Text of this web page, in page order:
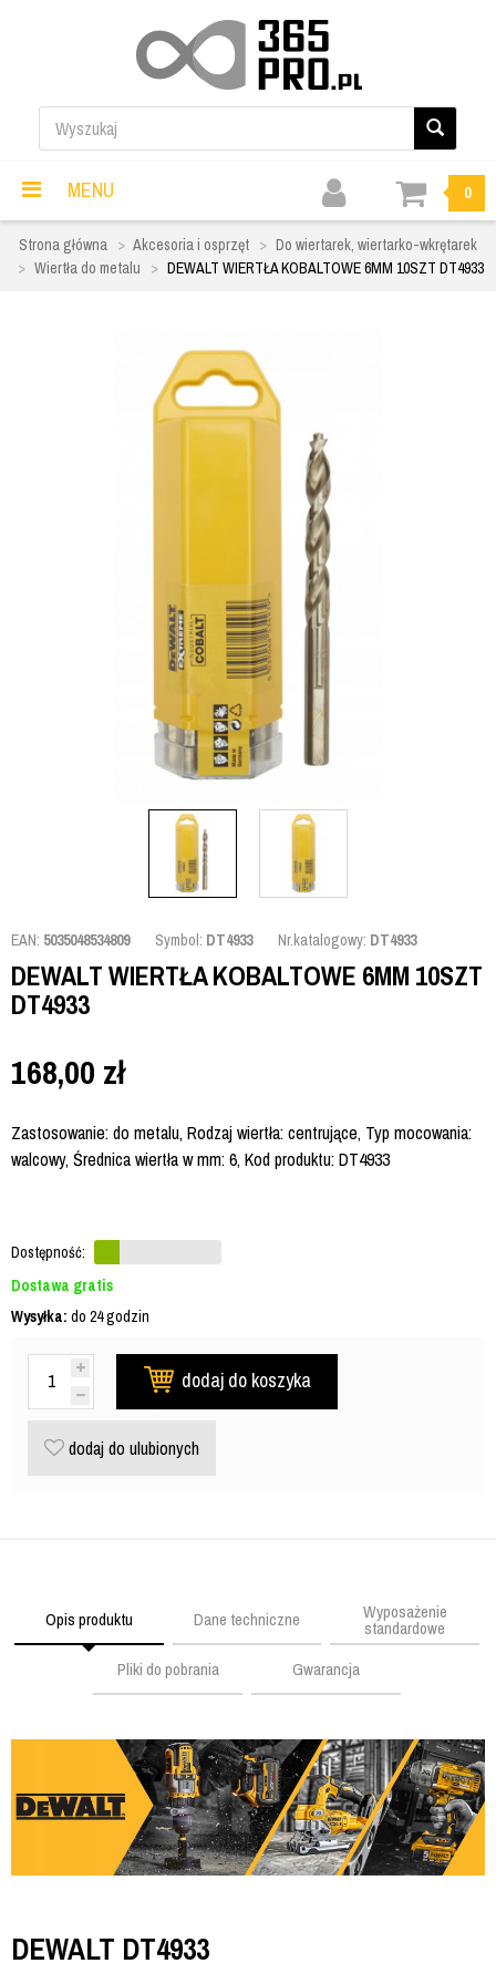
MENU 0
Strona główna Akcesoria i osprzęt
Do wiertarek, wiertarko-wkrętarek
Wiertła do metalu
DEWALT WIERTŁA KOBALTOWE 6MM 10SZT DT4933
EAN: 5035048534809 Symbol: DT4933 Nr.katalogowy: DT4933
DEWALT WIERTŁA KOBALTOWE 6MM 10SZT
DT4933
168,00 zł
Zastosowanie: do metalu, Rodzaj wiertła: centrujące, Typ mocowania:
walcowy, Średnica wiertła w mm: 6, Kod produktu: DT4933
Dostępność:
Dostawa gratis
Wysyłka: do 24 godzin
dodaj do koszyka
dodaj do ulubionych
Opis produktu Dane techniczne Wyposażenie
standardowe
Pliki do pobrania
Gwarancja
DEWALT DT4933